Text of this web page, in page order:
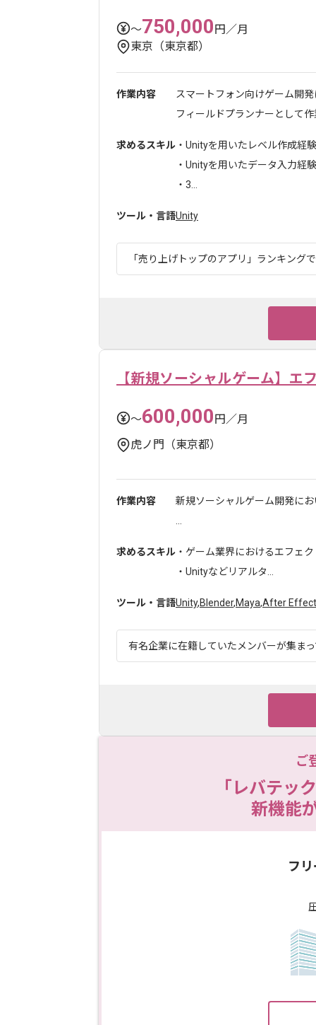
〜750,000円／月
東京（東京都）
作業内容
スマートフォン向けゲーム開
フィールドプランナーとして作
求めるスキル ・Unityを用いたレベル作成経験
・Unityを用いたデータ入力経験
・3...
ツール・言語Unity
「売り上げトップのアプリ」ランキング
【新規ソーシャルゲーム】エ
〜600,000円／月
虎ノ門（東京都）
作業内容
新規ソーシャルゲーム開発に
求めるスキル ・ゲーム業界におけるエフェ
・Unityなどリアルタ...
ツール・言語Unity,Blender,Maya,After
有名企業に在籍していたメンバーが集ま
ご
「レバテッ
新機能
フ